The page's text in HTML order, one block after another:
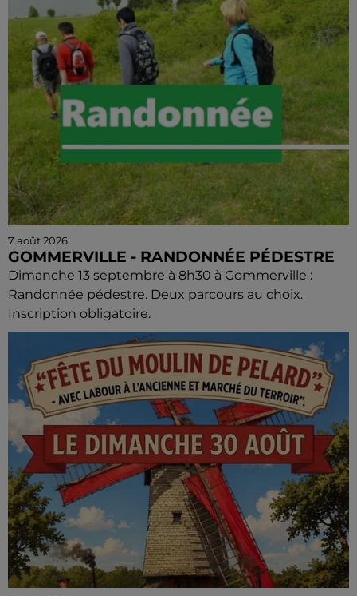
7 août 2026
GOMMERVILLE - RANDONNÉE PÉDESTRE
Dimanche 13 septembre à 8h30 à Gommerville :
Randonnée pédestre. Deux parcours au choix.
Inscription obligatoire.